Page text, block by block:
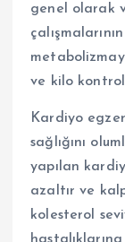
genel olarak
ve kilo
Kardiyo
sağlığını
yapılan
azaltır ve
kolesterol